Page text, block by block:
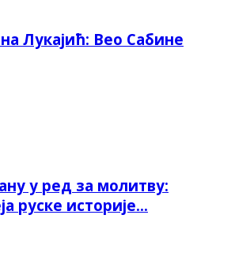
Лукајић: Вео Сабине
у ред за молитву:
руске историје...